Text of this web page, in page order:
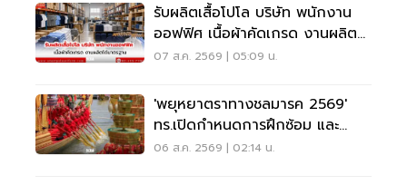
รับผลิตเสื้อโปโล บริษัท พนักงาน
ออฟฟิศ เนื้อผ้าคัดเกรด งานผลิต
ได้มาตรฐาน
07 ส.ค. 2569 | 05:09 น.
'พยุหยาตราทางชลมารค 2569'
ทร.เปิดกำหนดการฝึกซ้อม และ
วันพระราชพิธี จุดชมขบวน
06 ส.ค. 2569 | 02:14 น.